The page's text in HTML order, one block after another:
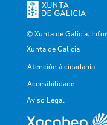
© Xunta de Galicia.
Xunta de Galicia
Pé
Atención á cidadanía
Accesibilidade
Aviso Legal